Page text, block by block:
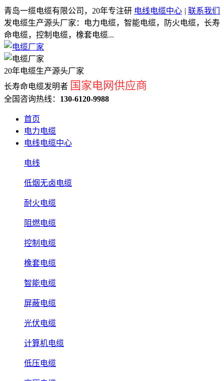
电线电缆中心 | 联系我们
青岛一缆电缆有限公司，20年专注研
发电缆生产源头厂家：电力电缆，智能电缆，防火电缆，长寿
命电缆，控制电缆，橡套电缆...
20年电缆生产源头厂家
长寿命电缆发明者 国家电网供应商
全国咨询热线： 130-6120-9988
首页
电力电缆
电线电缆中心
电线
低烟无卤电缆
耐火电缆
阻燃电缆
控制电缆
橡套电缆
智能电缆
屏蔽电缆
光伏电缆
计算机电缆
低压电缆